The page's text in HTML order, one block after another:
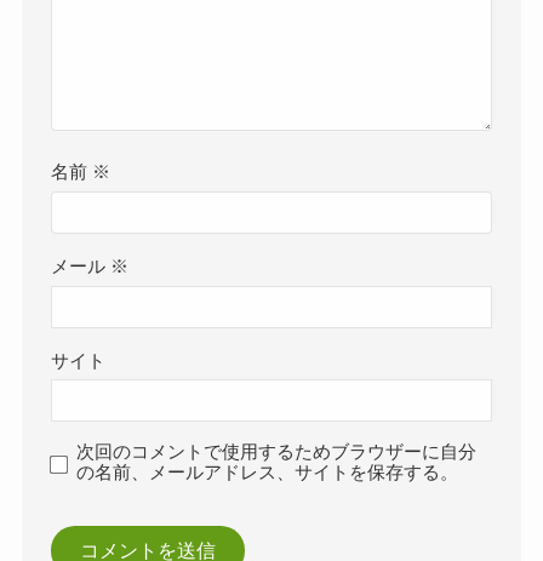
名前 ※
メール ※
サイト
次回のコメントで使用するためブラウザーに自分
の名前、メールアドレス、サイトを保存する。